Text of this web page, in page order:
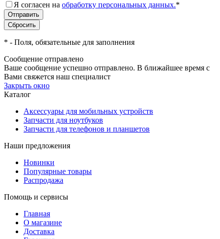
Я согласен на обработку персональных данных.*
* - Поля, обязательные для заполнения
Сообщение отправлено
Ваше сообщение успешно отправлено. В ближайшее время с
Вами свяжется наш специалист
Закрыть окно
Каталог
Аксессуары для мобильных устройств
Запчасти для ноутбуков
Запчасти для телефонов и планшетов
Наши предложения
Новинки
Популярные товары
Распродажа
Помощь и сервисы
Главная
О магазине
Доставка